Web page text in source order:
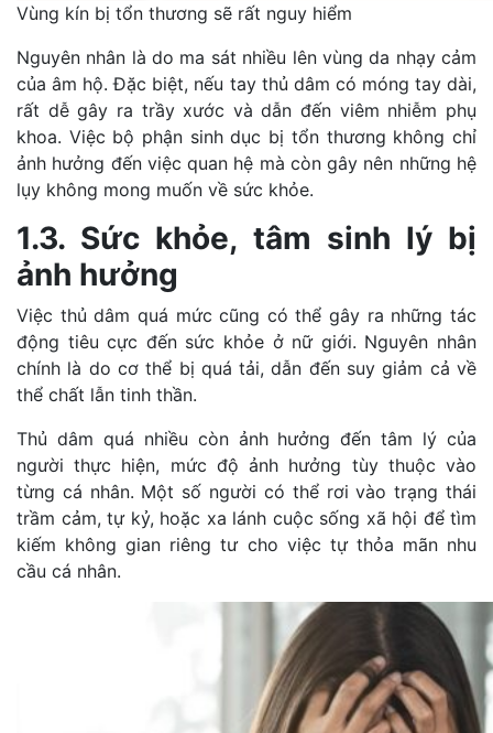
Vùng kín bị tổn thương sẽ rất nguy hiểm
Nguyên nhân là do ma sát nhiều lên vùng da nhạy cảm
của âm hộ. Đặc biệt, nếu tay thủ dâm có móng tay dài,
rất dễ gây ra trầy xước và dẫn đến viêm nhiễm phụ
khoa. Việc bộ phận sinh dục bị tổn thương không chỉ
ảnh hưởng đến việc quan hệ mà còn gây nên những hệ
lụy không mong muốn về sức khỏe.
1.3. Sức khỏe, tâm sinh lý bị
ảnh hưởng
Việc thủ dâm quá mức cũng có thể gây ra những tác
động tiêu cực đến sức khỏe ở nữ giới. Nguyên nhân
chính là do cơ thể bị quá tải, dẫn đến suy giảm cả về
thể chất lẫn tinh thần.
Thủ dâm quá nhiều còn ảnh hưởng đến tâm lý của
người thực hiện, mức độ ảnh hưởng tùy thuộc vào
từng cá nhân. Một số người có thể rơi vào trạng thái
trầm cảm, tự kỷ, hoặc xa lánh cuộc sống xã hội để tìm
kiếm không gian riêng tư cho việc tự thỏa mãn nhu
cầu cá nhân.